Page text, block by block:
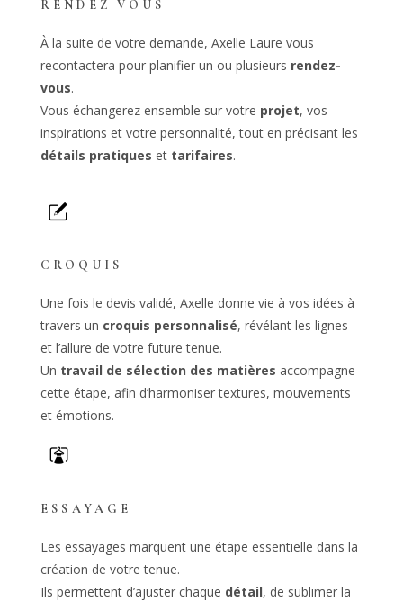
RENDEZ VOUS
À la suite de votre demande, Axelle Laure vous
recontactera pour planifier un ou plusieurs rendez-
vous.
Vous échangerez ensemble sur votre projet, vos
inspirations et votre personnalité, tout en précisant les
détails pratiques et tarifaires.
CROQUIS
Une fois le devis validé, Axelle donne vie à vos idées à
travers un croquis personnalisé, révélant les lignes
et l’allure de votre future tenue.
Un travail de sélection des matières accompagne
cette étape, afin d’harmoniser textures, mouvements
et émotions.
ESSAYAGE
Les essayages marquent une étape essentielle dans la
création de votre tenue.
Ils permettent d’ajuster chaque détail, de sublimer la